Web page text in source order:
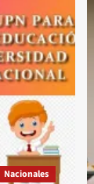
Nacionales